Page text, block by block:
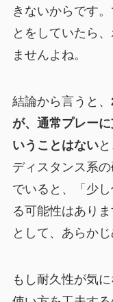
きないからです
とをしていたら
ませんよね。
結論から言うと、
が、通常プレー
いうことはないと
ディスタンス系
でいると、「少
る可能性はあり
として、あらか
もし耐久性が気